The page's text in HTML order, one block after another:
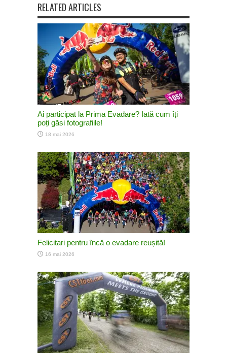
RELATED ARTICLES
Ai participat la Prima Evadare? Iată cum îți
poți găsi fotografiile!
18 mai 2026
Felicitari pentru încă o evadare reușită!
16 mai 2026